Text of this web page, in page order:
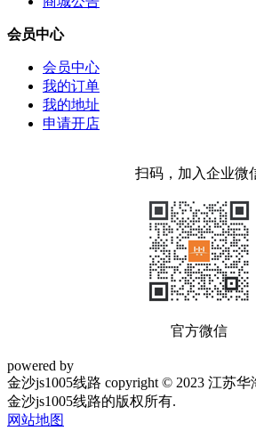
会员中心
会员中心
我的订单
我的地址
申请开店
扫码，加入企业微
官方微信
powered by
金沙js1005线路 copyright © 2023 江苏
金沙js1005线路的版权所有.
网站地图